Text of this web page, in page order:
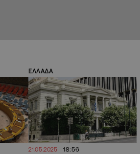
ΕΛΛΑΔΑ
21.05.2025 18:56